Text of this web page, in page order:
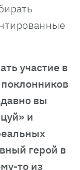
участие в
вы
и
герой в
то из